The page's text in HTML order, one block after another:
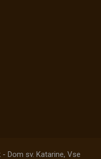
Dom sv. Katarine, Vse